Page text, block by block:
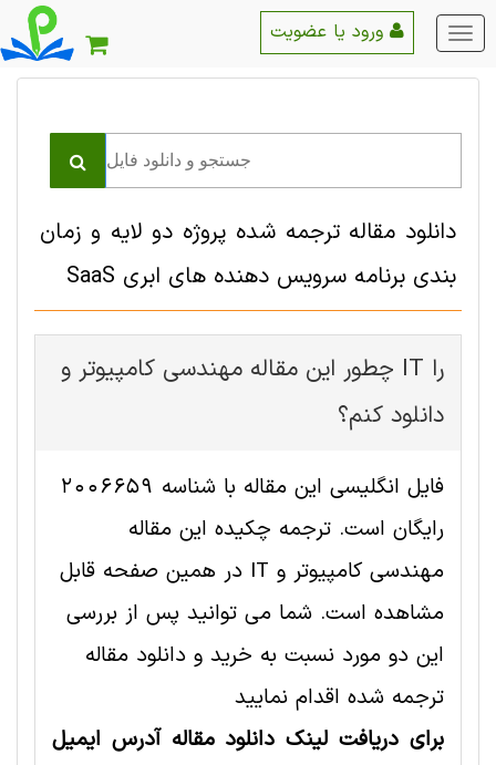
منو
اصلی
دانلود مقاله ترجمه شده پروژه دو لایه و زمان
بندی برنامه سرویس دهنده های ابری SaaS
چطور این مقاله مهندسی کامپیوتر و IT را
دانلود کنم؟
فایل انگلیسی این مقاله با شناسه 2006659
رایگان است. ترجمه چکیده این مقاله
مهندسی کامپیوتر و IT در همین صفحه قابل
مشاهده است. شما می توانید پس از بررسی
این دو مورد نسبت به خرید و دانلود مقاله
ترجمه شده اقدام نمایید
برای دریافت لینک دانلود مقاله آدرس ایمیل